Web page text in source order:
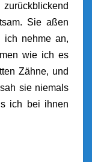
Sie aßen
ich nehme an,
wie ich es
Zähne, und
sie niemals
ich bei ihnen